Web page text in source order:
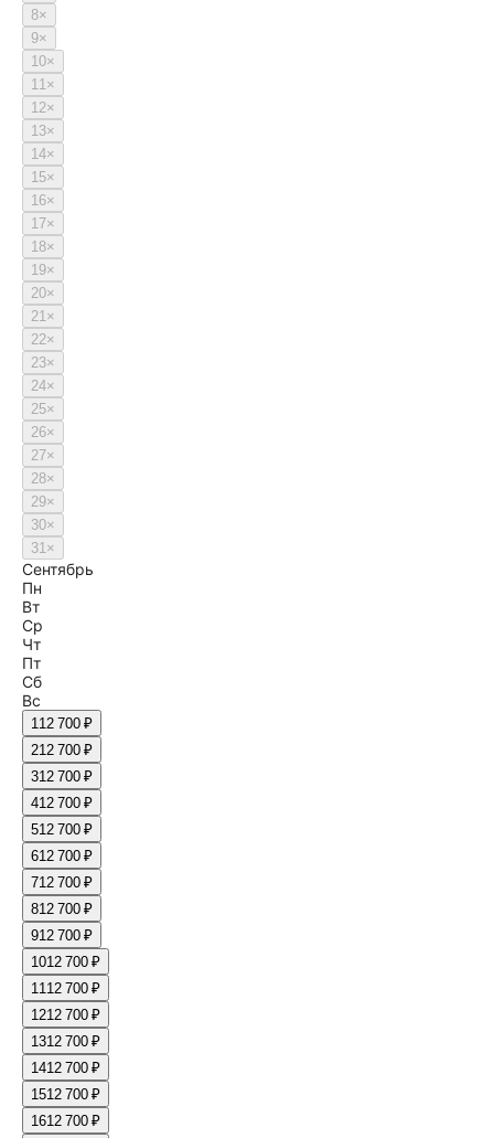
8×
9×
10×
11×
12×
13×
14×
15×
16×
17×
18×
19×
20×
21×
22×
23×
24×
25×
26×
27×
28×
29×
30×
31×
Сентябрь
Пн
Вт
Ср
Чт
Пт
Сб
Вс
112 700 ₽
212 700 ₽
312 700 ₽
412 700 ₽
512 700 ₽
612 700 ₽
712 700 ₽
812 700 ₽
912 700 ₽
1012 700 ₽
1112 700 ₽
1212 700 ₽
1312 700 ₽
1412 700 ₽
1512 700 ₽
1612 700 ₽